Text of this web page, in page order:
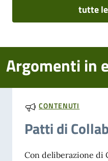
tutte
Argomenti in
CONTENUTI
Patti di
Con deliberazione di